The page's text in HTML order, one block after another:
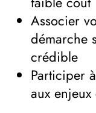
Associer
démarche
crédible
Participer
aux